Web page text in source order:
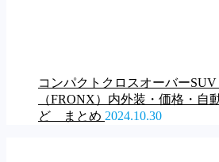
コンパクトクロスオーバー
（FRONX）内外装・価格・自
ど まとめ 2024.10.30